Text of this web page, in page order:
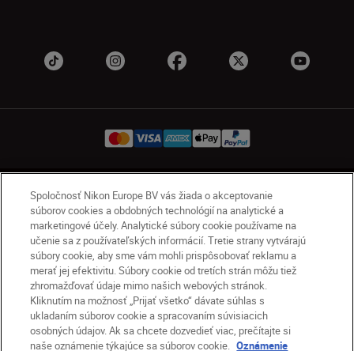
SK Nikon Sites
Kontakt
Oznámenie o ochrane osobných údajov
Podmienky používania
Nikon Store – zmluvné podmienky
Oznámenie týkajúce sa súborov cookie
Prístupnosť
Nastavenia súborov cookie
© 2026 Nikon
Spoločnosť Nikon Europe BV vás žiada o akceptovanie
súborov cookies a obdobných technológií na analytické a
marketingové účely. Analytické súbory cookie používame na
učenie sa z používateľských informácií. Tretie strany vytvárajú
súbory cookie, aby sme vám mohli prispôsobovať reklamu a
merať jej efektivitu. Súbory cookie od tretích strán môžu tiež
zhromažďovať údaje mimo našich webových stránok.
Kliknutím na možnosť „Prijať všetko“ dávate súhlas s
ukladaním súborov cookie a spracovaním súvisiacich
osobných údajov. Ak sa chcete dozvedieť viac, prečítajte si
naše oznámenie týkajúce sa súborov cookie. Oznámenie